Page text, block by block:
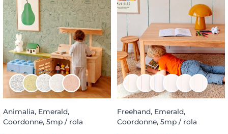
Animalia, Emerald,
Coordonne, 5mp / rola
Freehand, Emerald,
Coordonne, 5mp / rola